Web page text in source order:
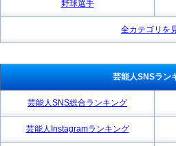
野球選手
全カテゴリを
芸能人SNSラン
芸能人SNS総合ランキング
芸能人Instagramランキング